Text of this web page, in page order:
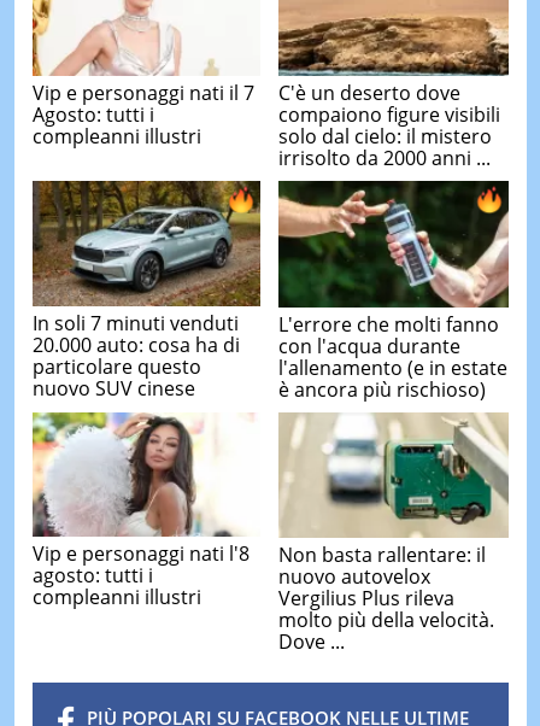
Vip e personaggi nati il 7
Agosto: tutti i
compleanni illustri
C'è un deserto dove
compaiono figure visibili
solo dal cielo: il mistero
irrisolto da 2000 anni ...
In soli 7 minuti venduti
20.000 auto: cosa ha di
particolare questo
nuovo SUV cinese
L'errore che molti fanno
con l'acqua durante
l'allenamento (e in estate
è ancora più rischioso)
Vip e personaggi nati l'8
agosto: tutti i
compleanni illustri
Non basta rallentare: il
nuovo autovelox
Vergilius Plus rileva
molto più della velocità.
Dove ...
PIÙ POPOLARI SU FACEBOOK NELLE ULTIME